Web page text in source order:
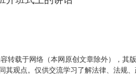
转载于网络（本网原创文章除外），
其观点。仅供交流学习了解法律、法规
今年投资意